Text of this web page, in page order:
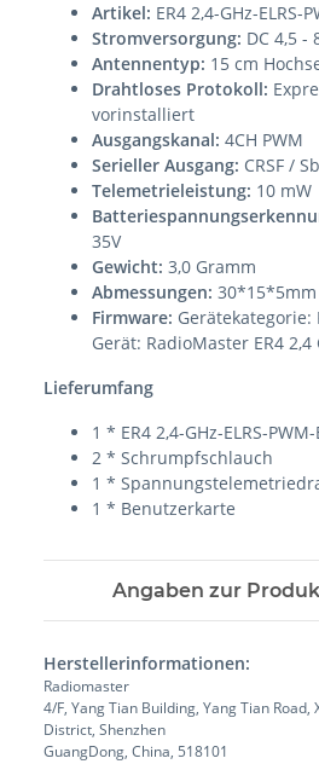
Artikel: ER4 2,4-GHz-ELRS-
Stromversorgung: DC 4,5 -
Antennentyp: 15 cm
Drahtloses Protokoll:
vorinstalliert
Ausgangskanal: 4CH PWM
Serieller Ausgang: CRSF /
Telemetrieleistung: 10 mW
35V
Gewicht: 3,0 Gramm
Abmessungen: 30*15*5mm
Firmware: Gerätekategorie:
Gerät: RadioMaster ER4 2,4
Lieferumfang
1 * ER4 2,4-GHz-ELRS-
2 * Schrumpfschlauch
1 *
1 * Benutzerkarte
Angaben zur
Herstellerinformationen:
Radiomaster
4/F, Yang Tian Building, Yang Tian
District, Shenzhen
GuangDong, China, 518101